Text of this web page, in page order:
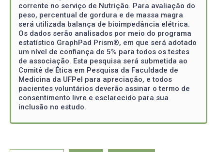
corrente no serviço de Nutrição. Para avaliação do
peso, percentual de gordura e de massa magra
será utilizada balança de bioimpedância elétrica.
Os dados serão analisados por meio do programa
estatístico GraphPad Prism®, em que será adotado
um nível de confiança de 5% para todos os testes
de associação. Esta pesquisa será submetida ao
Comitê de Ética em Pesquisa da Faculdade de
Medicina da UFPel para apreciação, e todos
pacientes voluntários deverão assinar o termo de
consentimento livre e esclarecido para sua
inclusão no estudo.